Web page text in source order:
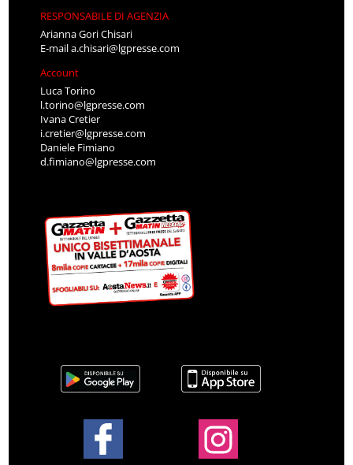
RESPONSABILE DI AGENZIA
Arianna Gori Chisari
E-maila.chisari@lgpresse.com
Account
Luca Torino
l.torino@lgpresse.com
Ivana Cretier
i.cretier@lgpresse.com
Daniele Fimiano
d.fimiano@lgpresse.com